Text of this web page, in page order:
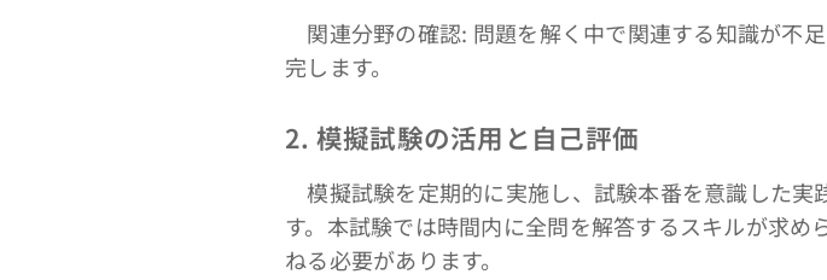
関連分野の確認: 問題を解く中で関連する知識が不
完します。
2. 模擬試験の活用と自己評価
模擬試験を定期的に実施し、試験本番を意識した
す。本試験では時間内に全問を解答するスキルが求
ねる必要があります。